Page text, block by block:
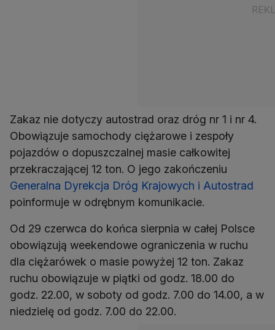
Zakaz nie dotyczy autostrad oraz dróg nr 1 i nr 4.
Obowiązuje samochody ciężarowe i zespoły
pojazdów o dopuszczalnej masie całkowitej
przekraczającej 12 ton. O jego zakończeniu
Generalna Dyrekcja Dróg Krajowych i Autostrad
poinformuje w odrębnym komunikacie.
Od 29 czerwca do końca sierpnia w całej Polsce
obowiązują weekendowe ograniczenia w ruchu
dla ciężarówek o masie powyżej 12 ton. Zakaz
ruchu obowiązuje w piątki od godz. 18.00 do
godz. 22.00, w soboty od godz. 7.00 do 14.00, a w
niedzielę od godz. 7.00 do 22.00.